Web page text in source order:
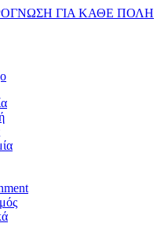
ΓΙΑ ΚΑΘΕ ΠΟΛΗ